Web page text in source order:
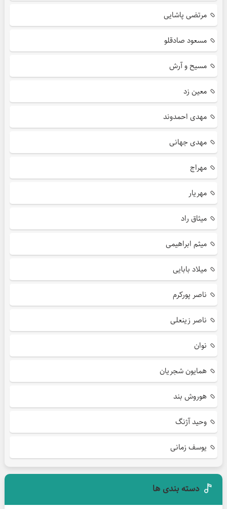
مرتضی پاشایی
مسعود صادقلو
مسیح و آرش
معین زد
مهدی احمدوند
مهدی جهانی
مهراج
مهریار
میثاق راد
میثم ابراهیمی
میلاد بابایی
ناصر پورکرم
ناصر زینعلی
نوان
همایون شجریان
هوروش بند
وحید آژنگ
یوسف زمانی
دسته بندی ها